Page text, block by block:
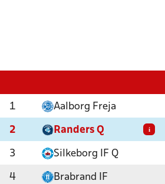
1 Aalborg Freja
2 Randers Q i
3 Silkeborg IF Q
4 Brabrand IF